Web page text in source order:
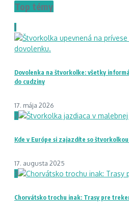
Top témy
1
Dovolenka na štvorkolke: všetky
do cudziny
17. mája 2026
2
Kde v Európe si zajazdíte so
17. augusta 2025
3
Chorvátsko trochu inak: Trasy pre